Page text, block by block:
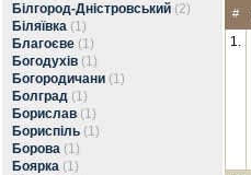
Білгород-Дністровський (2)
Біляївка (1)
Благоєве (1)
Богодухів (1)
Богородичани (1)
Болград (1)
Борислав (1)
Бориспіль (1)
Борова (1)
Боярка (1)
#
1.